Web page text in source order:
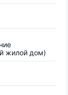
жилой дом)